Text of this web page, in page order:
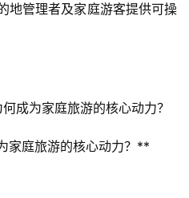
地管理者及家庭游客提供可操
成为家庭旅游的核心动力？
家庭旅游的核心动力？**